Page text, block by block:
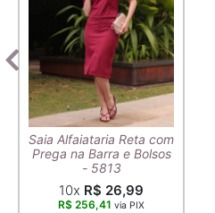
Saia Alfaiataria Reta com
Prega na Barra e Bolsos
- 5813
10x R$ 26,99
R$ 256,41 via PIX